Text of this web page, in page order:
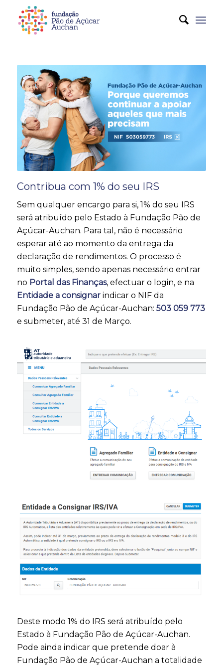
Contribua com 1% do seu IRS
Sem qualquer encargo para si, 1% do seu IRS
será atribuído pelo Estado à Fundação Pão de
Açúcar-Auchan. Para tal, não é necessário
esperar até ao momento da entrega da
declaração de rendimentos. O processo é
muito simples, sendo apenas necessário entrar
no Portal das Finanças, efectuar o login, e na
Entidade a consignarindicar o NIF da
Fundação Pão de Açúcar-Auchan: 503 059 773
e submeter, até 31 de Março.
Deste modo 1% do IRS será atribuído pelo
Estado à Fundação Pão de Açúcar-Auchan.
Pode ainda indicar que pretende doar à
Fundação Pão de Açúcar-Auchan a totalidade